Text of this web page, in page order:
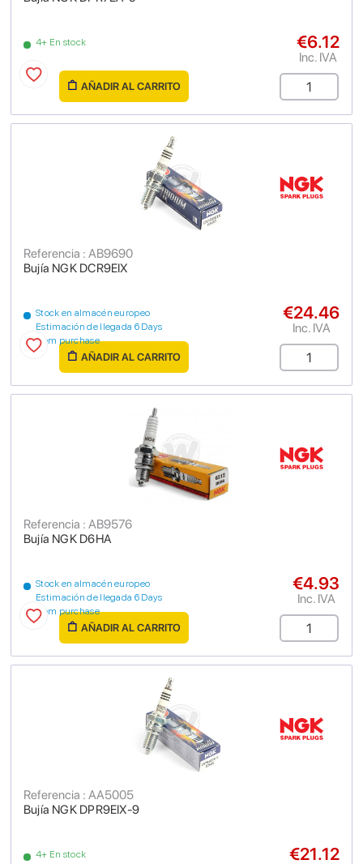
4+ En stock €6.12
Inc. IVA
AÑADIR AL CARRITO
Bujía NGK DCR9EIX
Referencia : AB9690
Stock en almacén europeo
Estimación de llegada 6 Days
from purchase
€24.46
Inc. IVA
AÑADIR AL CARRITO
Bujía NGK D6HA
Referencia : AB9576
Stock en almacén europeo
Estimación de llegada 6 Days
from purchase
€4.93
Inc. IVA
AÑADIR AL CARRITO
Bujía NGK DPR9EIX-9
Referencia : AA5005
4+ En stock €21.12